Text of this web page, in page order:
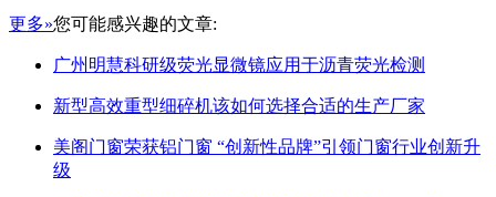
更多»您可能感兴趣的文章:
广州明慧科研级荧光显微镜应用于沥青荧光检测
新型高效重型细碎机该如何选择合适的生产厂家
美阁门窗荣获铝门窗 “创新性品牌”引领门窗行业创新升
级